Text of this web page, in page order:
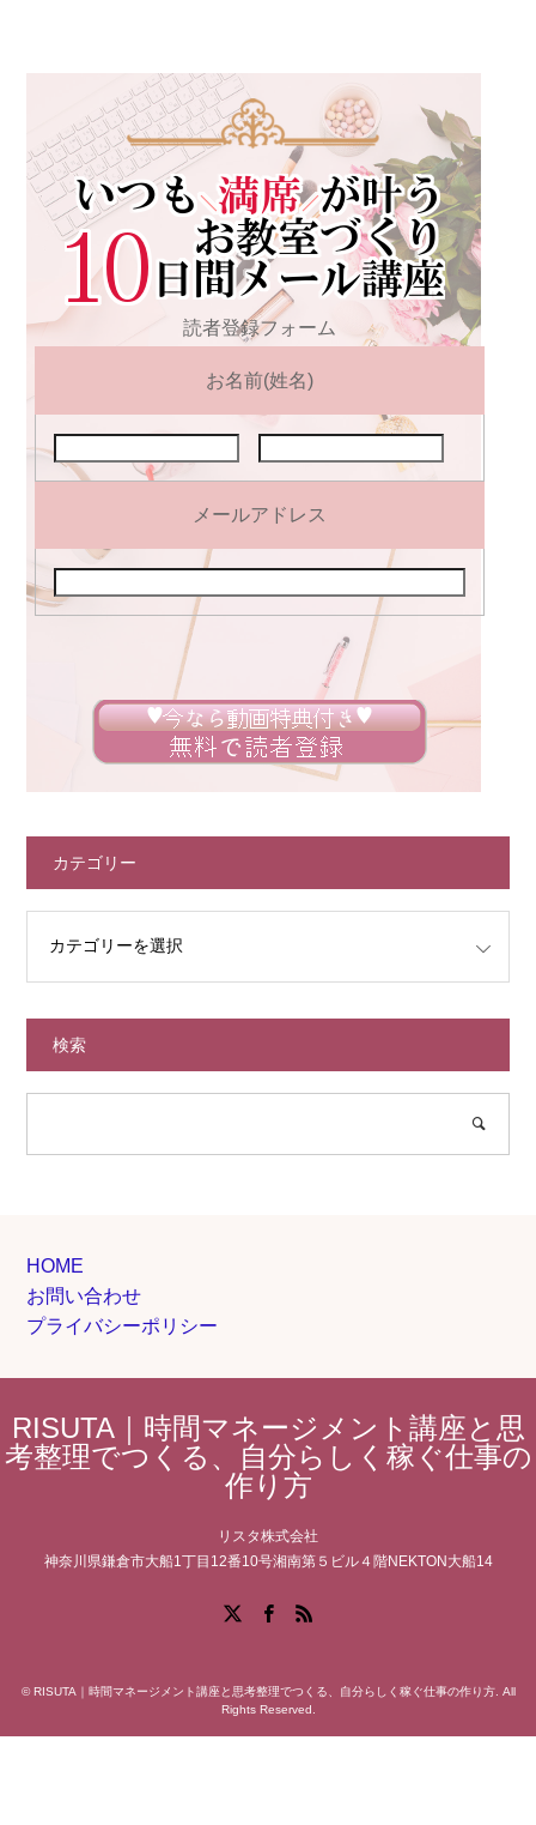
読者登録フォーム
お名前(姓名)
メールアドレス
カテゴリー
検索
HOME
お問い合わせ
プライバシーポリシー
RISUTA｜時間マネージメント講座と思
考整理でつくる、自分らしく稼ぐ仕事の
作り方
リスタ株式会社
神奈川県鎌倉市大船1丁目12番10号湘南第５ビル４階NEKTON大船14
©RISUTA｜時間マネージメント講座と思考整理でつくる、自分らしく稼ぐ仕事の作り方. All
Rights Reserved.